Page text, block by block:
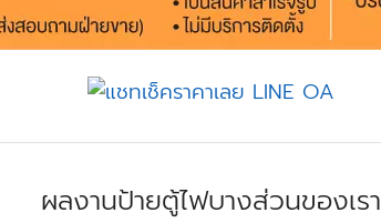
ผลงานป้ายตู้ไฟบางส่วนของเรา